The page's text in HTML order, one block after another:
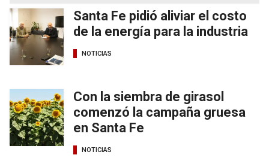
Santa Fe pidió aliviar el costo
de la energía para la industria
NOTICIAS
Con la siembra de girasol
comenzó la campaña gruesa
en Santa Fe
NOTICIAS